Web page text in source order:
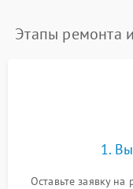
Этапы ремонта
1.
Оставьте заявку